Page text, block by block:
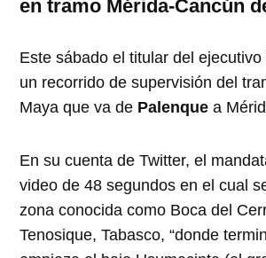
en tramo Mérida-Cancún
Este sábado el titular del
un recorrido de supervisión del
Maya que va de Palenque a
En su cuenta de Twitter, el
video de 48 segundos en el cual
zona conocida como Boca del
Tenosique, Tabasco, “donde